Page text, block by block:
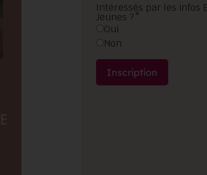
Intéressés par les infos
Jeunes ?*
Oui
Non